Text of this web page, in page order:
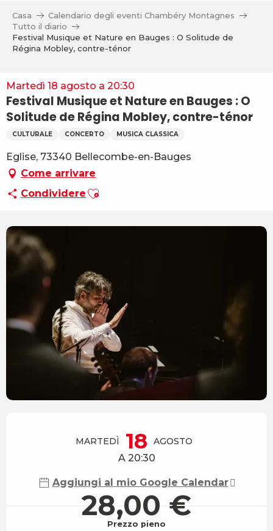
contenu
principal
Casa
Calendario degli eventi Chambéry Montagnes
Tutto il diario
Festival Musique et Nature en Bauges : O Solitude de
Régina Mobley, contre-ténor
Martedì 18 agosto a 20:30
Festival Musique et Nature en Bauges : O
Solitude de Régina Mobley, contre-ténor
CULTURALE CONCERTO MUSICA CLASSICA
Eglise, 73340 Bellecombe-en-Bauges
Come arrivare
Condividere Ajouter aux favoris
MARTEDÌ 18 AGOSTO
A 20:30
Aggiungi al mio Google Calendar
28,00 €
Prezzo pieno